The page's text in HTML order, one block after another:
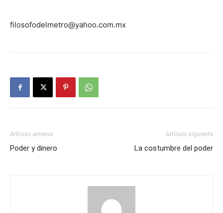
filosofodelmetro@yahoo.com.mx
Artículo anterior
Poder y dinero
Artículo siguiente
La costumbre del poder